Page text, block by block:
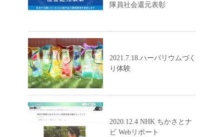
隊員社会還元表彰
2021.7.18.ハーバリウムづく
り体験
2020.12.4 NHK ちかさとナ
ビ Webリポート